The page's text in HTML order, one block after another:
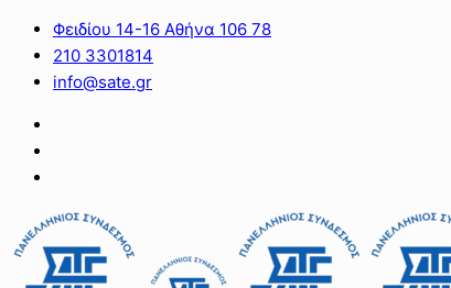
Φειδίου 14-16 Αθήνα 106 78
210 3301814
info@sate.gr